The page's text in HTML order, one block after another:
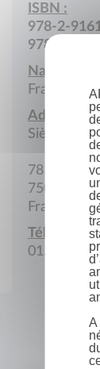
ISBN :
978-2-
978-2-
Nationalité :
France
Adresse :
Siège social
78
75008
France
Téléphone :